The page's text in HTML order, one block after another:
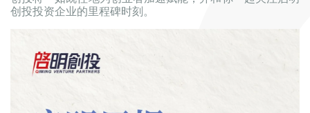
创投投资企业的里程碑时刻。